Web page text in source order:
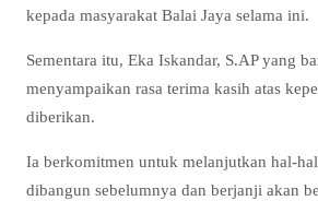
kepada masyarakat Balai Jaya selama ini.
Sementara itu, Eka Iskandar, S.AP yang
menyampaikan rasa terima kasih atas
diberikan.
Ia berkomitmen untuk melanjutkan hal-
dibangun sebelumnya dan berjanji akan